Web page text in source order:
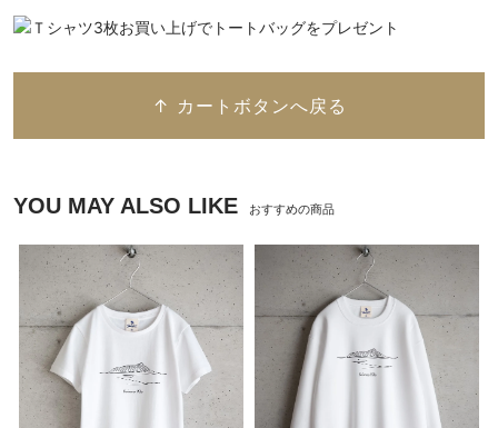
↑ カートボタンへ戻る
YOU MAY ALSO LIKE おすすめの商品